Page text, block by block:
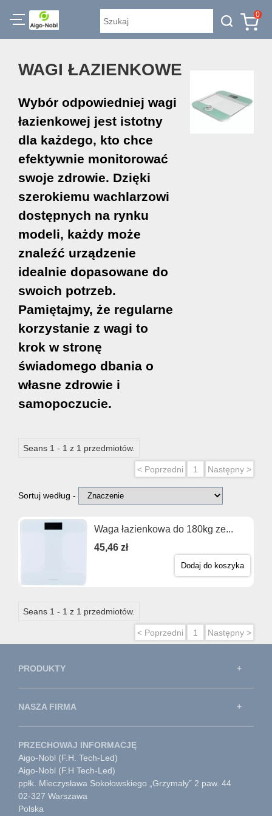
0
WAGI ŁAZIENKOWE
Wybór odpowiedniej wagi
łazienkowej jest istotny
dla każdego, kto chce
efektywnie monitorować
swoje zdrowie. Dzięki
szerokiemu wachlarzowi
dostępnych na rynku
modeli, każdy może
znaleźć urządzenie
idealnie dopasowane do
swoich potrzeb.
Pamiętajmy, że regularne
korzystanie z wagi to
krok w stronę
świadomego dbania o
własne zdrowie i
samopoczucie.
Seans 1 - 1 z 1 przedmiotów.
< Poprzedni 1 Następny >
Sortuj według -
Waga łazienkowa do 180kg ze...
45,46 zł
Dodaj do koszyka
Seans 1 - 1 z 1 przedmiotów.
< Poprzedni 1 Następny >
PRODUKTY
NASZA FIRMA
PRZECHOWAJ INFORMACJĘ
Aigo-Nobl (F.H. Tech-Led)
Aigo-Nobl (F.H Tech-Led)
ppłk. Mieczysława Sokołowskiego „Grzymały” 2 paw. 44
02-327 Warszawa
Polska